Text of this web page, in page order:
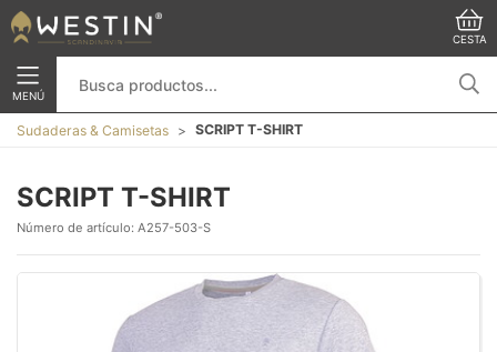
CESTA
MENÚ
Sudaderas & Camisetas SCRIPT T-SHIRT
SCRIPT T-SHIRT
Número de artículo: A257-503-S